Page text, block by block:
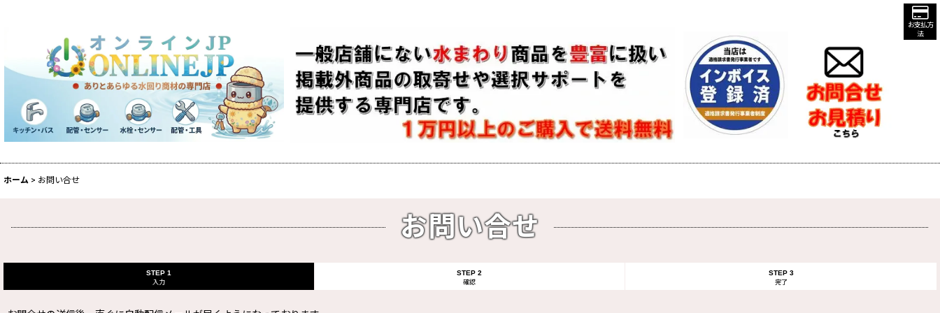
お支払方
法
ホーム > お問い合せ
お問い合せ
STEP 1
入力
STEP 2
確認
STEP 3
完了